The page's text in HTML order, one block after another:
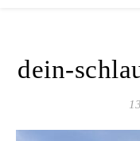
dein-